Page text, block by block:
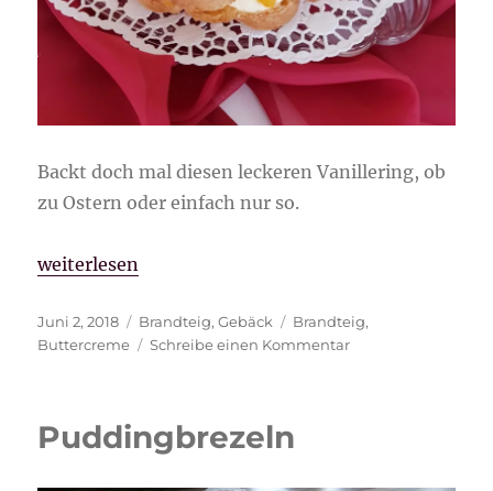
Backt doch mal diesen leckeren Vanillering, ob
zu Ostern oder einfach nur so.
„Vanillering“
weiterlesen
Veröffentlicht
am
Juni 2, 2018 Kategorien
Brandteig,Gebäck Schlagwörter
Brandteig,
Buttercreme
Schreibe einen Kommentarzu
Puddingbrezeln